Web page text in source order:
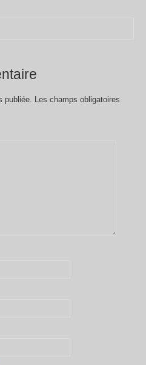
publiée. Les champs obligatoires